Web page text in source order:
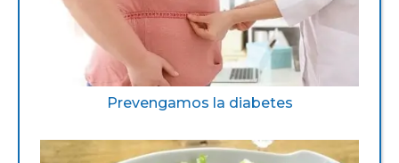
Prevengamos la diabetes